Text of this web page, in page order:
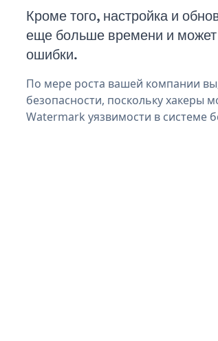
Кроме того, настройка и
еще больше времени и
ошибки.
По мере роста вашей компании
безопасности, поскольку хакеры
Watermark уязвимости в системе